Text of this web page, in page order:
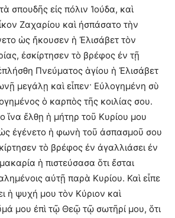
σπουδῆς εἰς πόλιν Ἰούδα, καὶ
Ζαχαρίου καὶ ἠσπάσατο τὴν
ὡς ἤκουσεν ἡ Ἐλισάβετ τὸν
ἐσκίρτησεν τὸ βρέφος ἐν τῇ
Πνεύματος ἁγίου ἡ Ἐλισάβετ
μεγάλῃ καὶ εἶπεν· Εὐλογημένη σὺ
ὁ καρπὸς τῆς κοιλίας σου.
ἵνα ἔλθῃ ἡ μήτηρ τοῦ Κυρίου μου
ἐγένετο ἡ φωνὴ τοῦ ἀσπασμοῦ σου
τὸ βρέφος ἐν ἀγαλλιάσει ἐν
ἡ πιστεύσασα ὅτι ἔσται
αὐτῇ παρὰ Κυρίου. Καὶ εἶπε
ἡ ψυχή μου τὸν Κύριον καὶ
μου ἐπὶ τῷ Θεῷ τῷ σωτῆρί μου, ὅτι